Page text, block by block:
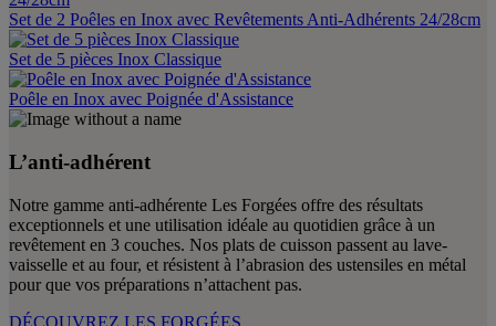
Set de 2 Poêles en Inox avec Revêtements Anti-Adhérents 24/28cm
Set de 5 pièces Inox Classique
Poêle en Inox avec Poignée d'Assistance
L’anti-adhérent
Notre gamme anti-adhérente Les Forgées offre des résultats
exceptionnels et une utilisation idéale au quotidien grâce à un
revêtement en 3 couches. Nos plats de cuisson passent au lave-
vaisselle et au four, et résistent à l’abrasion des ustensiles en métal
pour que vos préparations n’attachent pas.
DÉCOUVREZ LES FORGÉES